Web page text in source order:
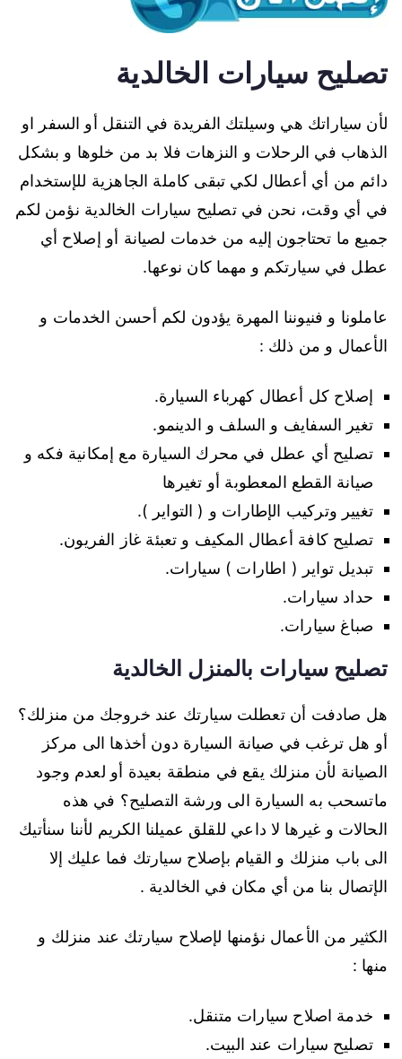
تصليح سيارات الخالدية
لأن سياراتك هي وسيلتك الفريدة في التنقل أو السفر او
الذهاب في الرحلات و النزهات فلا بد من خلوها و بشكل
دائم من أي أعطال لكي تبقى كاملة الجاهزية للإستخدام
في أي وقت، نحن في تصليح سيارات الخالدية نؤمن لكم
جميع ما تحتاجون إليه من خدمات لصيانة أو إصلاح أي
عطل في سيارتكم و مهما كان نوعها.
عاملونا و فنيوننا المهرة يؤدون لكم أحسن الخدمات و
الأعمال و من ذلك :
إصلاح كل أعطال كهرباء السيارة.
تغير السفايف و السلف و الدينمو.
تصليح أي عطل في محرك السيارة مع إمكانية فكه و
صيانة القطع المعطوبة أو تغيرها
تغيير وتركيب الإطارات و ( التواير ).
تصليح كافة أعطال المكيف و تعبئة غاز الفريون.
تبديل تواير ( اطارات ) سيارات.
حداد سيارات.
صباغ سيارات.
تصليح سيارات بالمنزل الخالدية
هل صادفت أن تعطلت سيارتك عند خروجك من منزلك؟
أو هل ترغب في صيانة السيارة دون أخذها الى مركز
الصيانة لأن منزلك يقع في منطقة بعيدة أو لعدم وجود
ماتسحب به السيارة الى ورشة التصليح؟ في هذه
الحالات و غيرها لا داعي للقلق عميلنا الكريم لأننا سنأتيك
الى باب منزلك و القيام بإصلاح سيارتك فما عليك إلا
الإتصال بنا من أي مكان في الخالدية .
الكثير من الأعمال نؤمنها لإصلاح سيارتك عند منزلك و
منها :
خدمة اصلاح سيارات متنقل.
تصليح سيارات عند البيت.